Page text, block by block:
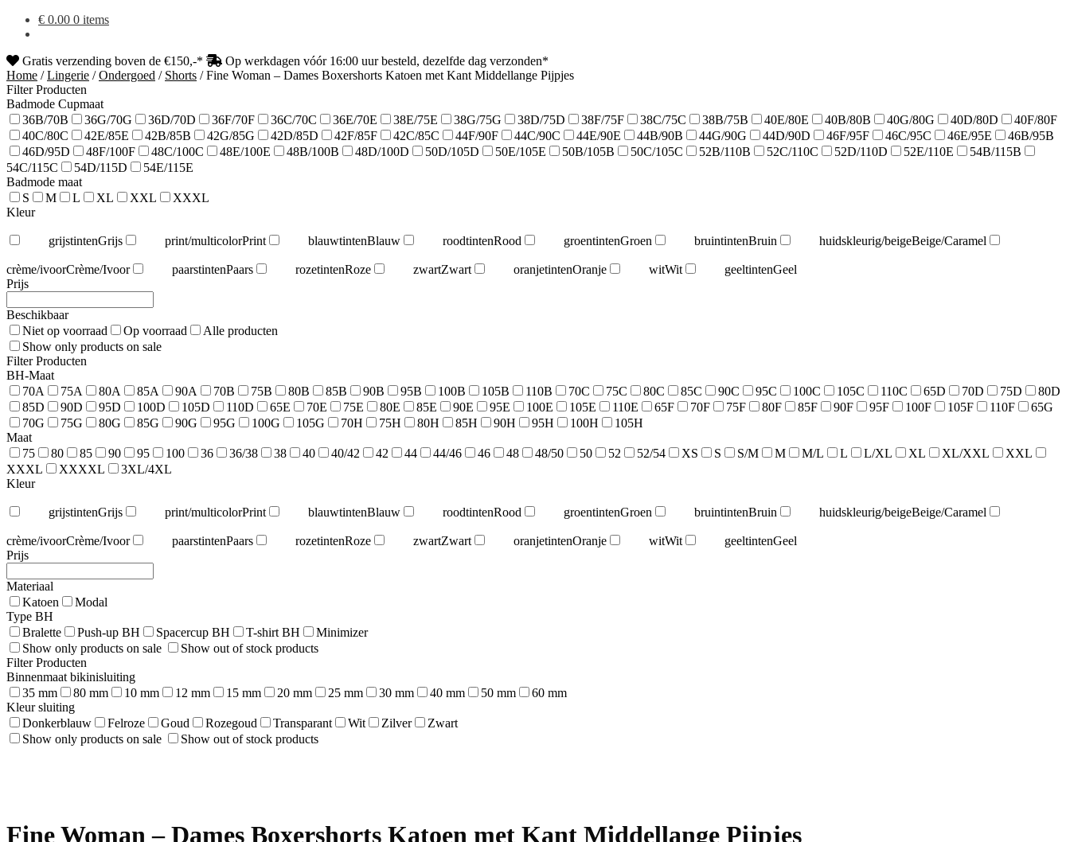
€ 0.00 0 items
Gratis verzending boven de €150,-*
Op werkdagen vóór 16:00 uur besteld, dezelfde dag verzonden*
Home /Lingerie /Ondergoed / Shorts /Fine Woman – Dames Boxershorts Katoen met Kant Middellange Pijpjes
Filter Producten
Badmode Cupmaat
36B/70B
36G/70G 36D/70D 36F/70F 36C/70C 36E/70E 38E/75E 38G/75G 38D/75D 38F/75F 38C/75C 38B/75B 40E/80E 40B/80B 40G/80G 40D/80D
40F/80F
40C/80C
42E/85E 42B/85B 42G/85G 42D/85D 42F/85F 42C/85C 44F/90F 44C/90C 44E/90E 44B/90B 44G/90G 44D/90D 46F/95F 46C/95C 46E/95E
46B/95B
46D/95D
48F/100F 48C/100C 48E/100E 48B/100B 48D/100D 50D/105D 50E/105E 50B/105B 50C/105C 52B/110B 52C/110C 52D/110D 52E/110E
54B/115B
54C/115C
54D/115D
54E/115E
Badmode maat
S
M L XL XXL
XXXL
Kleur
grijstintenGrijs print/multicolorPrint blauwtintenBlauw roodtintenRood groentintenGroen bruintintenBruin huidskleurig/beigeBeige/Caramel
crème/ivoorCrème/Ivoor paarstintenPaars rozetintenRoze zwartZwart oranjetintenOranje witWit geeltintenGeel
Prijs
Beschikbaar
Niet op voorraad
Op voorraad
Alle producten
Show only products on sale
Filter Producten
BH-Maat
70A
75A 80A 85A 90A 70B 75B 80B 85B 90B 95B 100B 105B 110B 70C 75C 80C 85C 90C 95C 100C 105C 110C 65D 70D 75D
80D
85D
90D 95D 100D 105D 110D 65E 70E 75E 80E 85E 90E 95E 100E 105E 110E 65F 70F 75F 80F 85F 90F 95F 100F 105F 110F
65G
70G
75G 80G 85G 90G 95G 100G 105G 70H 75H 80H 85H 90H 95H 100H
105H
Maat
75
80 85 90 95 100 36 36/38 38 40 40/42 42 44 44/46 46 48 48/50 50 52 52/54 XS S S/M M M/L L L/XL XL XL/XXL
XXL
XXXL
XXXXL
3XL/4XL
Kleur
grijstintenGrijs print/multicolorPrint blauwtintenBlauw roodtintenRood groentintenGroen bruintintenBruin huidskleurig/beigeBeige/Caramel
crème/ivoorCrème/Ivoor paarstintenPaars rozetintenRoze zwartZwart oranjetintenOranje witWit geeltintenGeel
Prijs
Materiaal
Katoen
Modal
Type BH
Bralette
Push-up BH Spacercup BH T-shirt BH
Minimizer
Show only products on sale
Show out of stock products
Filter Producten
Binnenmaat bikinisluiting
35 mm
80 mm 10 mm 12 mm 15 mm 20 mm 25 mm 30 mm 40 mm 50 mm
60 mm
Kleur sluiting
Donkerblauw
Felroze Goud Rozegoud Transparant Wit Zilver
Zwart
Show only products on sale
Show out of stock products
Fine Woman – Dames Boxershorts Katoen met Kant Middellange Pijpjes